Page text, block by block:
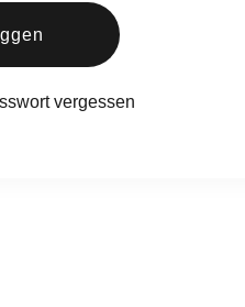
vergessen